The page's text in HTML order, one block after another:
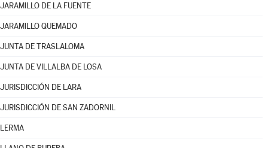
JARAMILLO DE LA FUENTE
JARAMILLO QUEMADO
JUNTA DE TRASLALOMA
JUNTA DE VILLALBA DE LOSA
JURISDICCIÓN DE LARA
JURISDICCIÓN DE SAN ZADORNIL
LERMA